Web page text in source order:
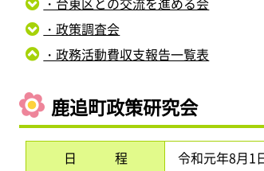
・政策調査会
・政務活動費収支報告一覧表
鹿追町政策研究会
日 程 令和元年8月1